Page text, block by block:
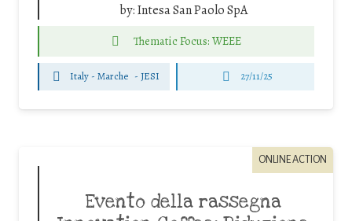
by:Intesa San Paolo SpA
Thematic Focus: WEEE
Italy - Marche -JESI 27/11/25
ONLINE ACTION
Evento della rassegna